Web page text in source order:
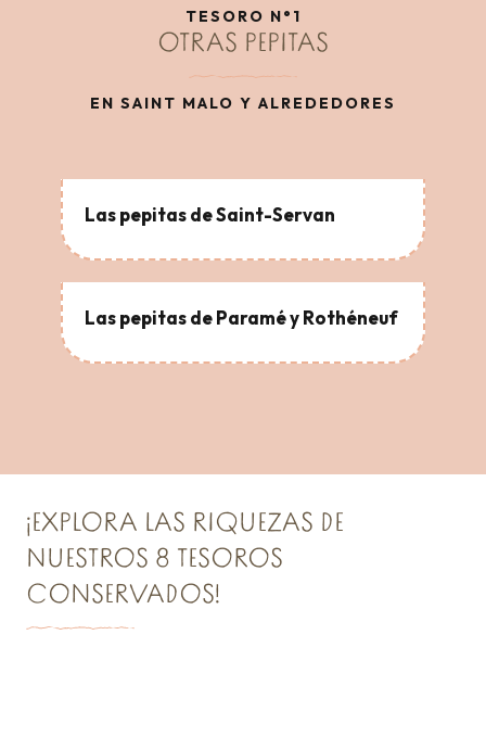
TESORO N°1
OTRAS PEPITAS
EN SAINT MALO Y ALREDEDORES
Las pepitas de Saint-Servan
Las pepitas de Paramé y Rothéneuf
¡EXPLORA LAS RIQUEZAS DE
NUESTROS 8 TESOROS
CONSERVADOS!